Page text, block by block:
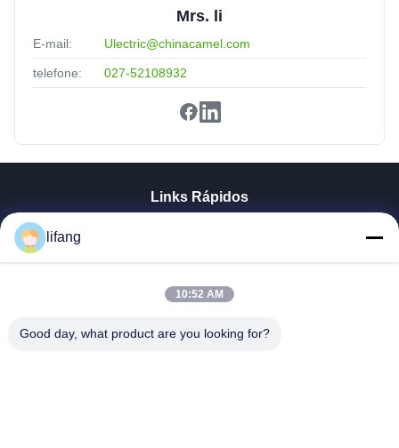
Mrs. li
E-mail: Ulectric@chinacamel.com
telefone: 027-52108932
Links Rápidos
Fábrica
Fale Conosco
lifang
10:52 AM
Good day, what product are you looking for?